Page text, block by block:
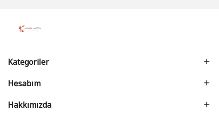
Kategoriler
Hesabım
Hakkımızda